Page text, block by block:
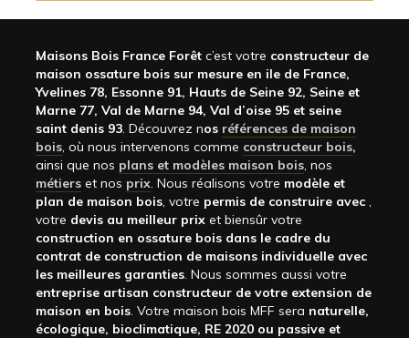
Maisons Bois France Forêt c’est votre constructeur de
maison ossature bois sur mesure en ile de France,
Yvelines 78, Essonne 91, Hauts de Seine 92, Seine et
Marne 77, Val de Marne 94, Val d’oise 95 et seine
saint denis 93. Découvrez nos références de maison
bois, où nous intervenons comme constructeur bois,
ainsi que nos plans et modèles maison bois, nos
métiers et nos prix. Nous réalisons votre modèle et
plan de maison bois, votre permis de construire avec ,
votre devis au meilleur prix et biensûr votre
construction en ossature bois dans le cadre du
contrat de construction de maisons individuelle avec
les meilleures garanties. Nous sommes aussi votre
entreprise artisan constructeur de votre extension de
maison en bois. Votre maison bois MFF sera naturelle,
écologique, bioclimatique, RE 2020 ou passive et